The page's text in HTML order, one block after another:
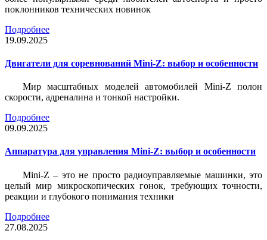
поклонников технических новинок
Подробнее
19.09.2025
Двигатели для соревнований Mini-Z: выбор и особенности
Мир масштабных моделей автомобилей Mini-Z полон
скорости, адреналина и тонкой настройки.
Подробнее
09.09.2025
Аппаратура для управления Mini-Z: выбор и особенности
Mini-Z – это не просто радиоуправляемые машинки, это
целый мир микроскопических гонок, требующих точности,
реакции и глубокого понимания техники
Подробнее
27.08.2025